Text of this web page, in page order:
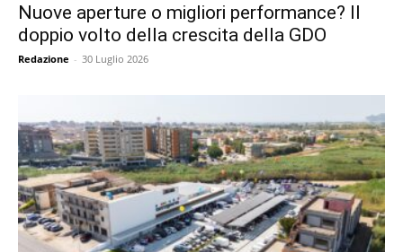
Nuove aperture o migliori performance? Il
doppio volto della crescita della GDO
Redazione - 30 Luglio 2026